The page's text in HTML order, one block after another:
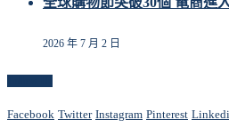
2026 年 7 月 2 日
Facebook Twitter Instagram Pinterest